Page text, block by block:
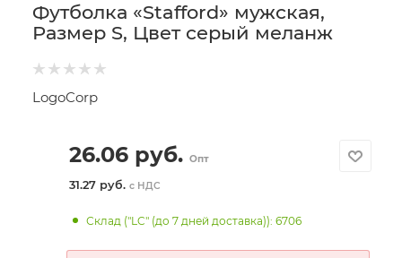
Футболка «Stafford» мужская,
Размер S, Цвет серый меланж
LogoCorp
26.06руб. Опт
31.27 руб. с НДС
Склад ("LC" (до 7 дней доставка)): 6706